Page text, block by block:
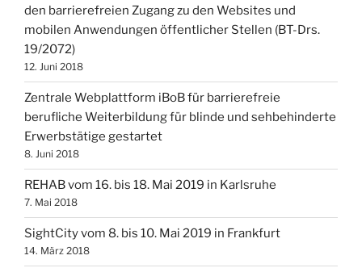
den barrierefreien Zugang zu den Websites und
mobilen Anwendungen öffentlicher Stellen (BT-Drs.
19/2072)
12. Juni 2018
Zentrale Webplattform iBoB für barrierefreie
berufliche Weiterbildung für blinde und sehbehinderte
Erwerbstätige gestartet
8. Juni 2018
REHAB vom 16. bis 18. Mai 2019 in Karlsruhe
7. Mai 2018
SightCity vom 8. bis 10. Mai 2019 in Frankfurt
14. März 2018